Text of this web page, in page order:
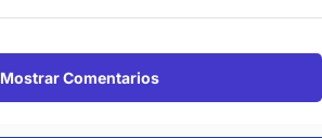
Mostrar Comentarios